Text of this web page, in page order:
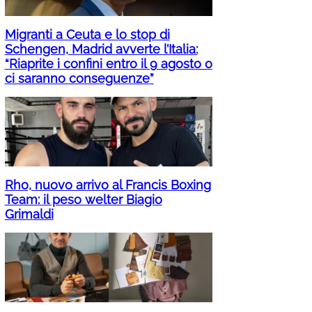
Migranti a Ceuta e lo stop di
Schengen, Madrid avverte l’Italia:
“Riaprite i confini entro il 9 agosto o
ci saranno conseguenze”
Rho, nuovo arrivo al Francis Boxing
Team: il peso welter Biagio
Grimaldi